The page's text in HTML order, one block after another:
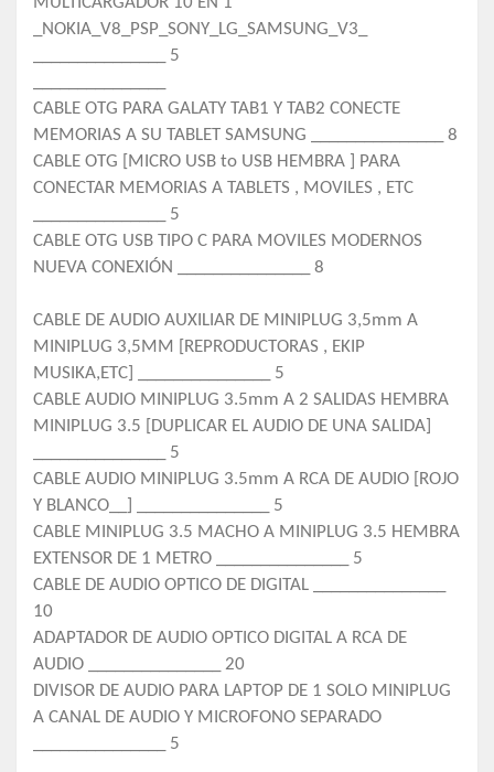
_NOKIA_V8_PSP_SONY_LG_SAMSUNG_V3_
_______________ 5
CABLE OTG PARA GALATY TAB1 Y TAB2 CONECTE
MEMORIAS A SU TABLET SAMSUNG _______________ 8
CABLE OTG [MICRO USB to USB HEMBRA ] PARA
CONECTAR MEMORIAS A TABLETS , MOVILES , ETC
_______________ 5
CABLE OTG USB TIPO C PARA MOVILES MODERNOS
NUEVA CONEXIÓN _______________ 8
CABLE DE AUDIO AUXILIAR DE MINIPLUG 3,5mm A
MINIPLUG 3,5MM [REPRODUCTORAS , EKIP
MUSIKA,ETC] _______________ 5
CABLE AUDIO MINIPLUG 3.5mm A 2 SALIDAS HEMBRA
MINIPLUG 3.5 [DUPLICAR EL AUDIO DE UNA SALIDA]
_______________ 5
CABLE AUDIO MINIPLUG 3.5mm A RCA DE AUDIO [ROJO
Y BLANCO__] _______________ 5
CABLE MINIPLUG 3.5 MACHO A MINIPLUG 3.5 HEMBRA
EXTENSOR DE 1 METRO _______________ 5
CABLE DE AUDIO OPTICO DE DIGITAL _______________
10
ADAPTADOR DE AUDIO OPTICO DIGITAL A RCA DE
AUDIO _______________ 20
DIVISOR DE AUDIO PARA LAPTOP DE 1 SOLO MINIPLUG
A CANAL DE AUDIO Y MICROFONO SEPARADO
_______________ 5